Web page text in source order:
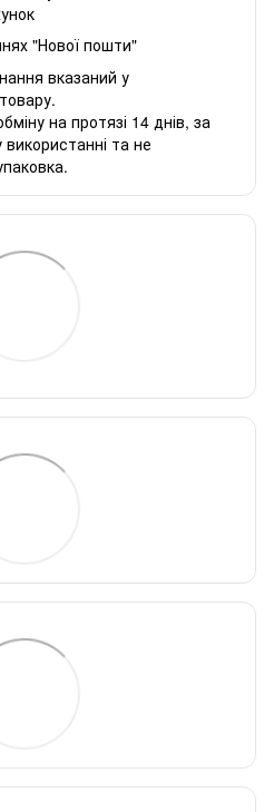
"Нової пошти"
вказаний у
на протязі 14 днів, за
та не